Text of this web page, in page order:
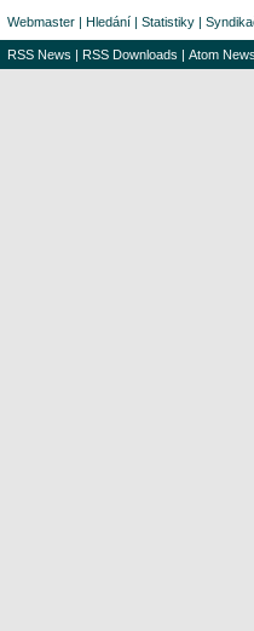
Webmaster | Hledání | Statistiky |
RSS News | RSS Downloads | Atom News